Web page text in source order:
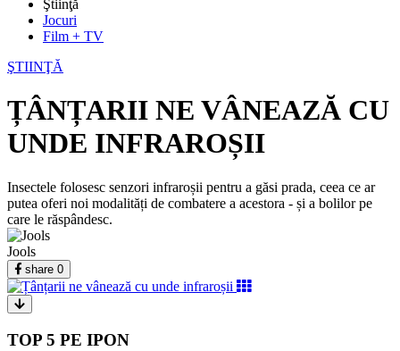
Ştiinţă
Jocuri
Film + TV
ŞTIINŢĂ
ȚÂNȚARII NE VÂNEAZĂ CU
UNDE INFRAROȘII
Insectele folosesc senzori infraroșii pentru a găsi prada, ceea ce ar
putea oferi noi modalități de combatere a acestora - și a bolilor pe
care le răspândesc.
Jools
share 0
TOP 5 PE IPON